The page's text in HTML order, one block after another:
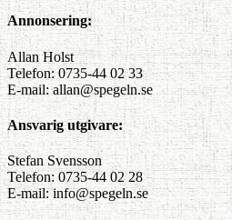
Annonsering:
Allan Holst
Telefon: 0735-44 02 33
E-mail: allan@spegeln.se
Ansvarig utgivare:
Stefan Svensson
Telefon: 0735-44 02 28
E-mail: info@spegeln.se